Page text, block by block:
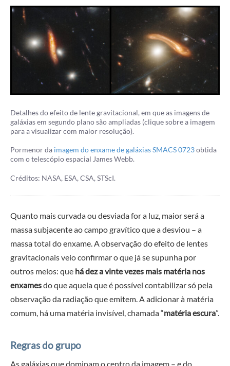
Detalhes do efeito de lente gravitacional, em que as imagens de
galáxias em segundo plano são ampliadas (clique sobre a imagem
para a visualizar com maior resolução).
Pormenor da imagem do enxame de galáxias SMACS 0723obtida
com o telescópio espacial James Webb.
Créditos: NASA, ESA, CSA, STScI.
Quanto mais curvada ou desviada for a luz, maior será a
massa subjacente ao campo gravítico que a desviou – a
massa total do enxame. A observação do efeito de lentes
gravitacionais veio confirmar o que já se supunha por
outros meios: que há dez a vinte vezes mais matéria nos
enxamesdo que aquela que é possível contabilizar só pela
observação da radiação que emitem. A adicionar à matéria
comum, há uma matéria invisível, chamada “matéria escura”.
Regras do grupo
As galáxias que dominam o centro da imagem – e do